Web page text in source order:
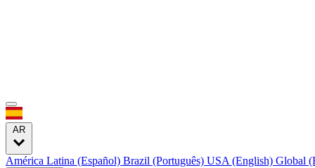
AR
América Latina (Español) Brazil (Português) USA (English) Global